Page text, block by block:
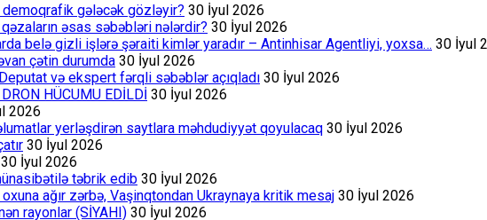
demoqrafik gələcək gözləyir? 30 İyul 2026
əsas səbəbləri nələrdir? 30 İyul 2026
belə gizli işlərə şəraiti kimlər yaradır – Antinhisar Agentliyi, yoxsa… 30 İyul
çətin durumda 30 İyul 2026
və ekspert fərqli səbəblər açıqladı 30 İyul 2026
HÜCUMU EDİLDİ 30 İyul 2026
2026
yerləşdirən saytlara məhdudiyyət qoyulacaq 30 İyul 2026
30 İyul 2026
30 İyul 2026
təbrik edib 30 İyul 2026
ağır zərbə, Vaşinqtondan Ukraynaya kritik mesaj 30 İyul 2026
rayonlar (SİYAHI) 30 İyul 2026